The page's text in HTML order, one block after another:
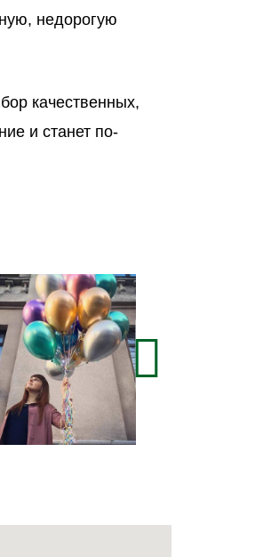
недорогую
качественных,
и станет по-